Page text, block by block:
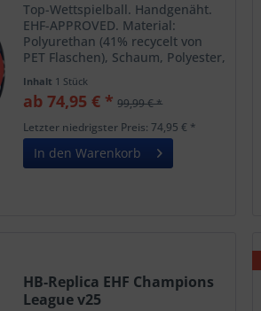
Top-Wettspielball. Handgenäht.
EHF-APPROVED. Material:
Polyurethan (41% recycelt von
PET Flaschen), Schaum, Polyester,
Kurzform: Fantastische Griffigkeit
mit und ohne Harz. Extrem
weicher Ballkontakt...
Inhalt 1 Stück
ab 74,95 € * 99,99 € *
Letzter niedrigster Preis: 74,95 € *
In den Warenkorb
HB-Replica EHF Champions
League v25